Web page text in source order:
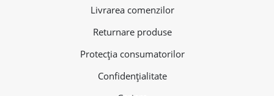
Livrarea comenzilor
Returnare produse
Protecția consumatorilor
Confidențialitate